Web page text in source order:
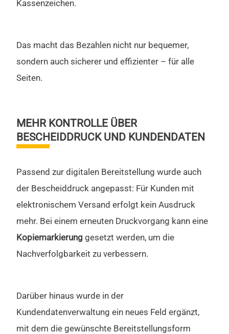
Kassenzeichen.
Das macht das Bezahlen nicht nur bequemer,
sondern auch sicherer und effizienter – für alle
Seiten.
MEHR KONTROLLE ÜBER
BESCHEIDDRUCK UND KUNDENDATEN
Passend zur digitalen Bereitstellung wurde auch
der Bescheiddruck angepasst: Für Kunden mit
elektronischem Versand erfolgt kein Ausdruck
mehr. Bei einem erneuten Druckvorgang kann eine
Kopiemarkierung gesetzt werden, um die
Nachverfolgbarkeit zu verbessern.
Darüber hinaus wurde in der
Kundendatenverwaltung ein neues Feld ergänzt,
mit dem die gewünschte Bereitstellungsform